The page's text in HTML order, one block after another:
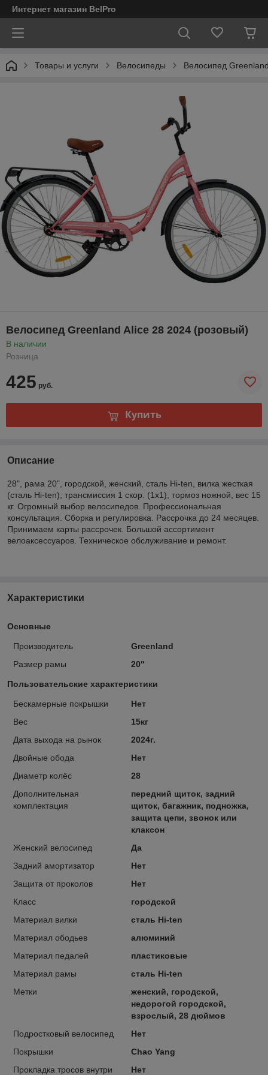
Интернет магазин BelPro
Товары и услуги Велосипеды Велосипед
Велосипед Greenland Alice 28 2024 (розовый)
В наличии
Розница
425 руб.
Купить
Описание
28", рама 20", городской, женский, сталь Hi-ten, вилка жесткая
(сталь Hi-ten), трансмиссия 1 скор. (1х1), тормоз ножной, вес 15
кг. Огромный выбор велосипедов. Профессиональная
консультация. Сборка и регулировка. Рассрочка до 24 месяцев.
Принимаем карты рассрочек. Большой ассортимент
велоаксессуаров. Техническое обслуживание и ремонт.
Характеристики
Основные
Производитель
Greenland
Размер рамы
20"
Пользовательские характеристики
Бескамерные покрышки
Нет
Вес
15кг
Дата выхода на рынок
2024г.
Двойные обода
Нет
Диаметр колёс
28
Дополнительная
комплектация
передний щиток, задний
щиток, багажник, подножка,
защита цепи, звонок или
клаксон
Женский велосипед
Да
Задний амортизатор
Нет
Защита от проколов
Нет
Класс
городской
Материал вилки
сталь Hi-ten
Материал ободьев
алюминий
Материал педалей
пластиковые
Материал рамы
сталь Hi-ten
Метки
женский, городской,
недорогой городской,
взрослый, 28 дюймов
Подростковый велосипед
Нет
Покрышки
Chao Yang
Прокладка тросов внутри
Нет